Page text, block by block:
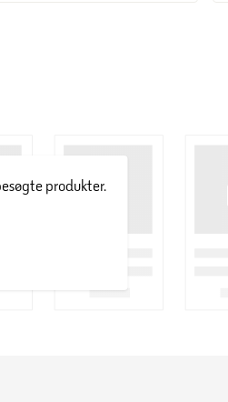
produkter.